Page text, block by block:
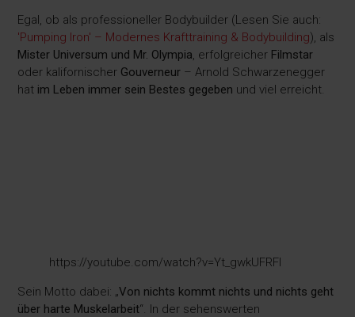
Egal, ob als professioneller Bodybuilder (Lesen Sie auch:
'Pumping Iron' – Modernes Krafttraining & Bodybuilding), als
Mister Universum und Mr. Olympia , erfolgreicher Filmstar
oder kalifornischer Gouverneur – Arnold Schwarzenegger
hat im Leben immer sein Bestes gegeben und viel erreicht.
https://youtube.com/watch?v=Yt_gwkUFRFI
Sein Motto dabei: „Von nichts kommt nichts und nichts geht
über harte Muskelarbeit“. In der sehenswerten